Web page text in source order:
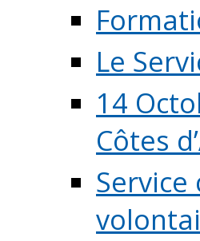
Le
14
Côtes